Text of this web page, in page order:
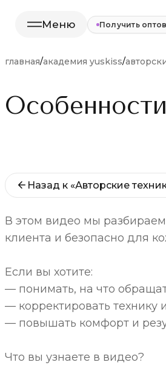
Меню Получить
главная/академия yuskiss/
Назад к «Авторские
В этом видео мы
клиента и безопасно для
Если вы хотите:
— понимать, на что
— корректировать технику
— повышать комфорт и
Что вы узнаете в видео?